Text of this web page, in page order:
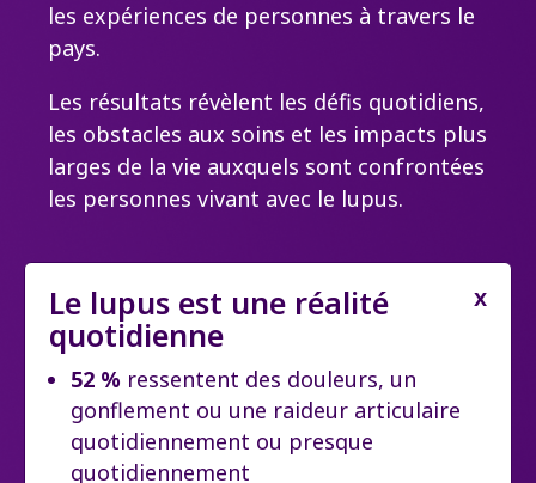
les expériences de personnes à travers le
pays.
Les résultats révèlent les défis quotidiens,
les obstacles aux soins et les impacts plus
larges de la vie auxquels sont confrontées
les personnes vivant avec le lupus.
Le lupus est une réalité
quotidienne
52 % ressentent des douleurs, un
gonflement ou une raideur articulaire
quotidiennement ou presque
quotidiennement